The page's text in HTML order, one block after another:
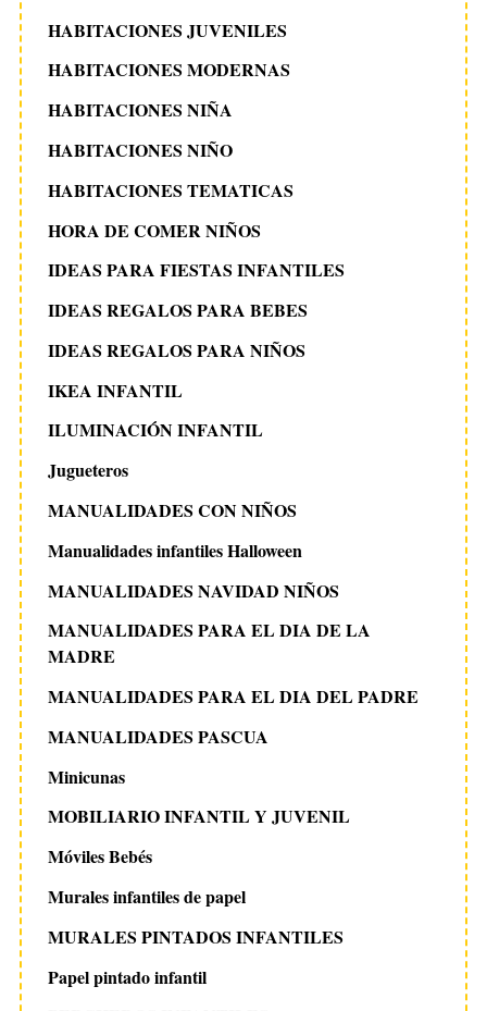
HABITACIONES JUVENILES
HABITACIONES MODERNAS
HABITACIONES NIÑA
HABITACIONES NIÑO
HABITACIONES TEMATICAS
HORA DE COMER NIÑOS
IDEAS PARA FIESTAS INFANTILES
IDEAS REGALOS PARA BEBES
IDEAS REGALOS PARA NIÑOS
IKEA INFANTIL
ILUMINACIÓN INFANTIL
Jugueteros
MANUALIDADES CON NIÑOS
Manualidades infantiles Halloween
MANUALIDADES NAVIDAD NIÑOS
MANUALIDADES PARA EL DIA DE LA
MADRE
MANUALIDADES PARA EL DIA DEL PADRE
MANUALIDADES PASCUA
Minicunas
MOBILIARIO INFANTIL Y JUVENIL
Móviles Bebés
Murales infantiles de papel
MURALES PINTADOS INFANTILES
Papel pintado infantil